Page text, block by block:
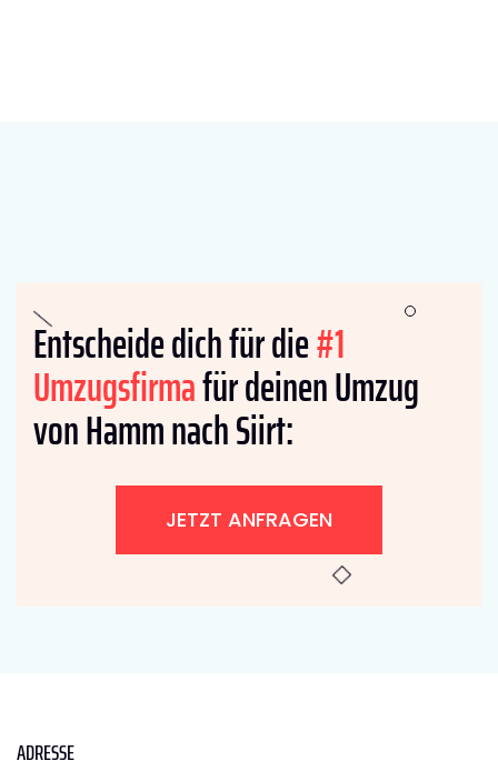
Entscheide dich für die#1
Umzugsfirmafür deinen Umzug
von Hamm nach Siirt:
JETZT ANFRAGEN
ADRESSE